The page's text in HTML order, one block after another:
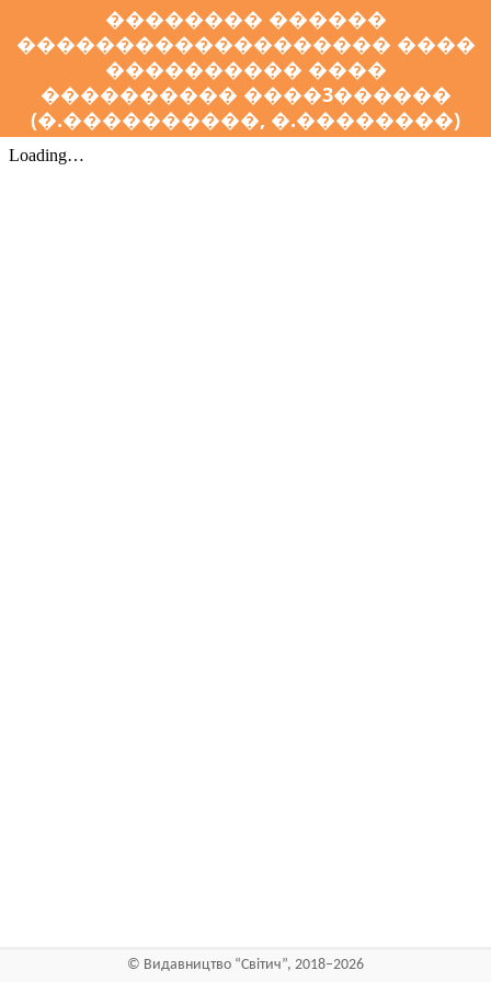
�������� ������
������������������� ����
���������� ����
���������� ����3������
(�.����������, �.��������)
© Видавництво “Світич”, 2018–2026